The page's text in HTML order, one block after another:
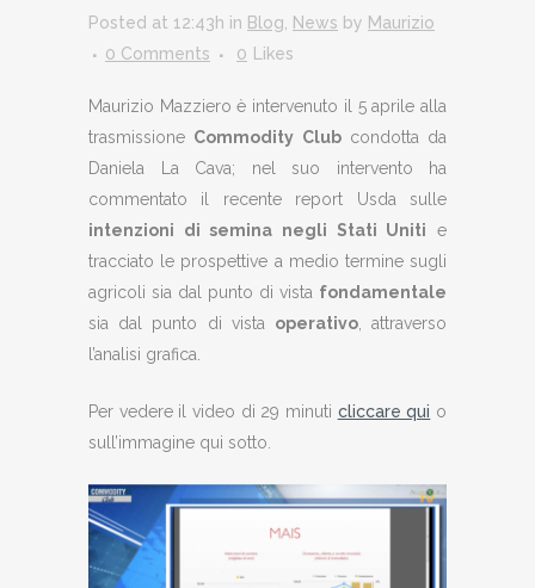
Posted at 12:43h in Blog, News by Maurizio
0 Comments
0 Likes
Maurizio Mazziero è intervenuto il 5 aprile alla
trasmissione Commodity Clubcondotta da
Daniela La Cava; nel suo intervento ha
commentato il recente report Usda sulle
intenzioni di semina negli Stati Uniti e
tracciato le prospettive a medio termine sugli
agricoli sia dal punto di vista fondamentale
sia dal punto di vista operativo, attraverso
l’analisi grafica.
Per vedere il video di 29 minuti cliccare qui o
sull’immagine qui sotto.